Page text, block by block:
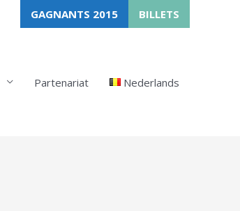
GAGNANTS 2015 BILLETS
Partenariat Nederlands